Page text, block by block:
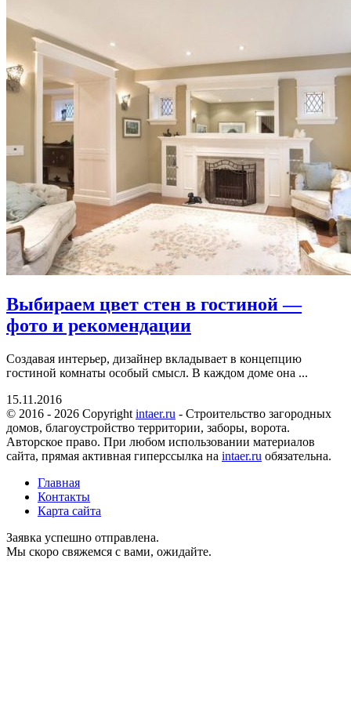
Выбираем цвет стен в гостиной —
фото и рекомендации
Создавая интерьер, дизайнер вкладывает в концепцию
гостиной комнаты особый смысл. В каждом доме она ...
15.11.2016
© 2016 - 2026 Copyright intaer.ru - Cтроительство загородных
домов, благоустройство территории, заборы, ворота.
Авторское право. При любом использовании материалов
сайта, прямая активная гиперссылка на intaer.ru обязательна.
Главная
Контакты
Карта сайта
Заявка успешно отправлена.
Мы скоро свяжемся с вами, ожидайте.